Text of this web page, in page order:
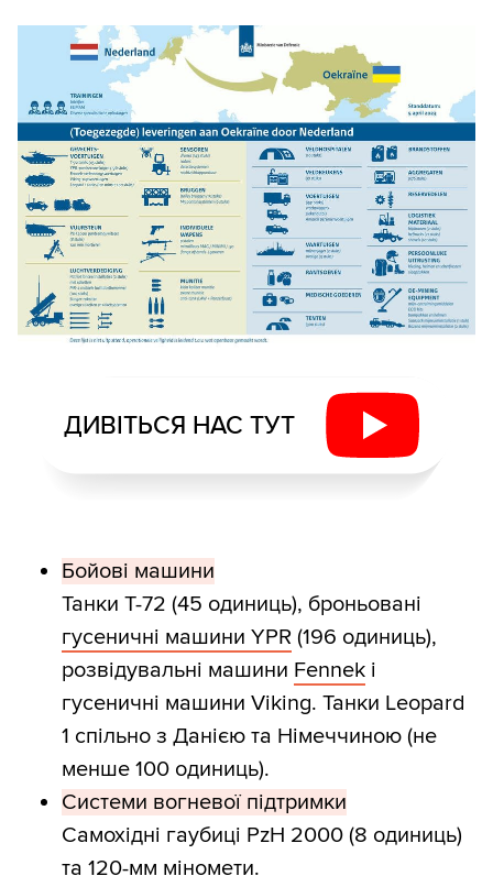
ДИВІТЬСЯ НАС ТУТ
Бойові машини
Танки Т-72 (45 одиниць), броньовані
гусеничні машини YPR (196 одиниць),
розвідувальні машини Fennek і
гусеничні машини Viking. Танки Leopard
1 спільно з Данією та Німеччиною (не
менше 100 одиниць).
Системи вогневої підтримки
Самохідні гаубиці PzH 2000 (8 одиниць)
та 120-мм міномети.